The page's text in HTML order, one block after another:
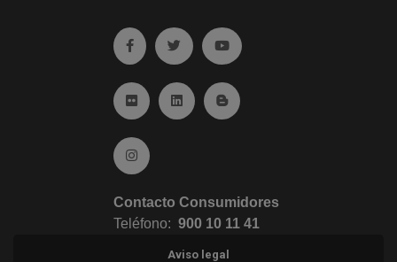
Ir a facebook (abre en ventana nueva)
Ir a twitter (abre en ventana nueva)
Ir a YouTube (abre en
Ir a Flickr (abre en ventana nueva)
Ir a Linkedin (abre en ventana nueva)
Ir al Blog (abre en ventana
Ir a Instagram (abre en ventana nueva)
Contacto Consumidores
Teléfono: 900 10 11 41
Aviso legal